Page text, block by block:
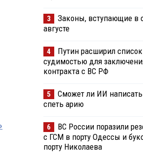
3
Законы, вступающие в
августе
4
Путин расширил
судимостью для
контракта с ВС РФ
5
Сможет ли ИИ написать
спеть арию
6
ВС России поразили
с ГСМ в порту Одессы и
порту Николаева